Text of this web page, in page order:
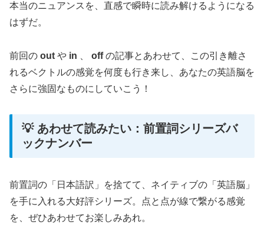
本当のニュアンスを、直感で瞬時に読み解けるようになる
はずだ。
前回の out や in offの記事とあわせて、この引き離さ
れるベクトルの感覚を何度も行き来し、あなたの英語脳を
さらに強固なものにしていこう！
💡 あわせて読みたい：前置詞シリーズバ
ックナンバー
前置詞の「日本語訳」を捨てて、ネイティブの「英語脳」
を手に入れる大好評シリーズ。点と点が線で繋がる感覚
を、ぜひあわせてお楽しみあれ。